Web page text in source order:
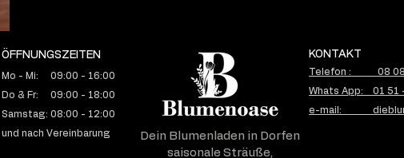
ÖFFNUNGSZEITEN
Mo - Mi: 09:00 - 16:00
Do & Fr: 09:00 - 18:00
Samstag: 08:00 - 12:00
und nach Vereinbarung
Dein Blumenladen in Dorfen
saisonale Sträuße,
KONTAKT
Telefon : 08 08
Whats App: 01 51
e-mail: